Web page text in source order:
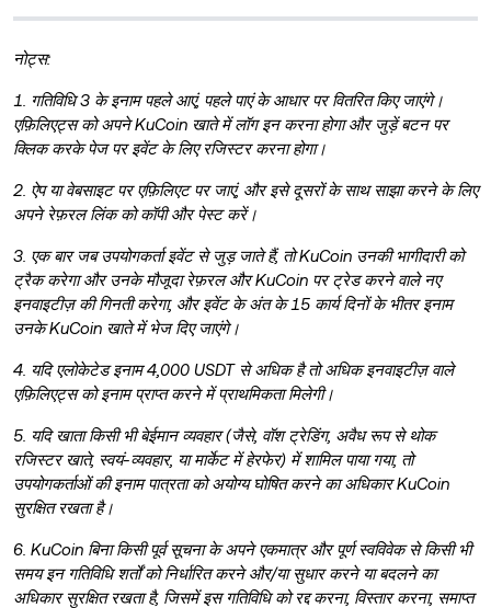
नोट्स:
1. गतिविधि 3 के इनाम पहले आएं, पहले पाएं के आधार पर वितरित किए जाएंगे।
एफ़िलिएट्स को अपने KuCoin खाते में लॉग इन करना होगा और जुड़ें बटन पर
क्लिक करके पेज पर इवेंट के लिए रजिस्टर करना होगा।
2. ऐप या वेबसाइट पर एफ़िलिएट पर जाएं, और इसे दूसरों के साथ साझा करने के लिए
अपने रेफ़रल लिंक को कॉपी और पेस्ट करें।
3. एक बार जब उपयोगकर्ता इवेंट से जुड़ जाते हैं, तो KuCoin उनकी भागीदारी को
ट्रैक करेगा और उनके मौजूदा रेफ़रल और KuCoin पर ट्रेड करने वाले नए
इनवाइटीज़ की गिनती करेगा, और इवेंट के अंत के 15 कार्य दिनों के भीतर इनाम
उनके KuCoin खाते में भेज दिए जाएंगे।
4. यदि एलोकेटेड इनाम 4,000 USDT से अधिक है तो अधिक इनवाइटीज़ वाले
एफ़िलिएट्स को इनाम प्राप्त करने में प्राथमिकता मिलेगी।
5. यदि खाता किसी भी बेईमान व्यवहार (जैसे, वॉश ट्रेडिंग, अवैध रूप से थोक
रजिस्टर खाते, स्वयं-व्यवहार, या मार्केट में हेरफेर) में शामिल पाया गया, तो
उपयोगकर्ताओं की इनाम पात्रता को अयोग्य घोषित करने का अधिकार KuCoin
सुरक्षित रखता है।
6. KuCoin बिना किसी पूर्व सूचना के अपने एकमात्र और पूर्ण स्वविवेक से किसी भी
समय इन गतिविधि शर्तों को निर्धारित करने और/या सुधार करने या बदलने का
अधिकार सुरक्षित रखता है, जिसमें इस गतिविधि को रद्द करना, विस्तार करना, समाप्त